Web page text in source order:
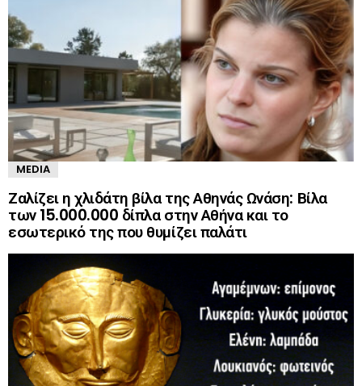
MEDIA
Ζαλίζει η χλιδάτη βίλα της Αθηνάς Ωνάση: Βίλα
των 15.000.000 δίπλα στην Αθήνα και το
εσωτερικό της που θυμίζει παλάτι